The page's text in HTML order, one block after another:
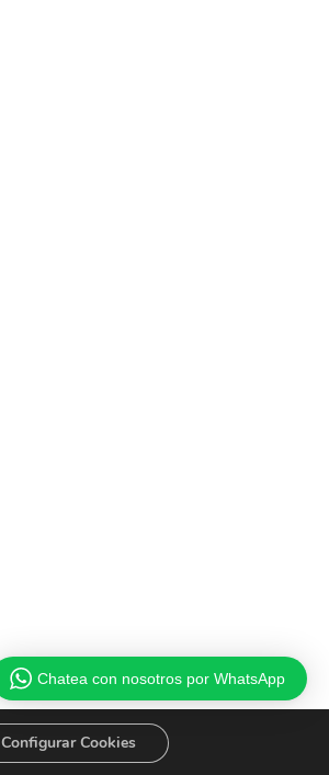
Configurar Cookies
Chatea con nosotros por WhatsApp